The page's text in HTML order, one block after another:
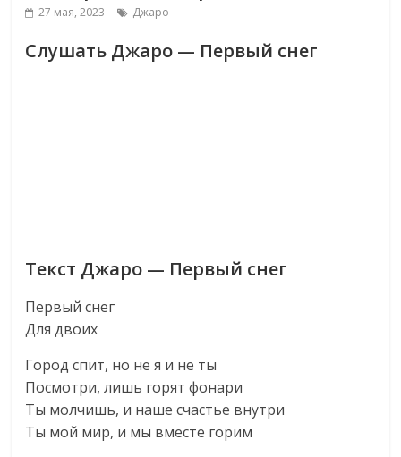
27 мая, 2023 Джаро
Слушать Джаро — Первый снег
Текст Джаро — Первый снег
Первый снег
Для двоих
Город спит, но не я и не ты
Посмотри, лишь горят фонари
Ты молчишь, и наше счастье внутри
Ты мой мир, и мы вместе горим